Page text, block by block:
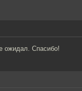
ожидал. Спасибо!